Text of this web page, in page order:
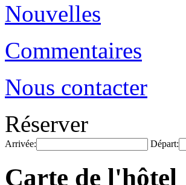
Nouvelles
Commentaires
Nous contacter
Réserver
Arrivée: Départ:
Carte de l'hôtel